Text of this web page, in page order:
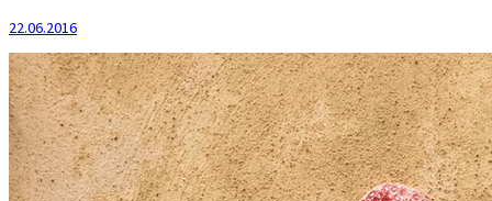
22.06.2016